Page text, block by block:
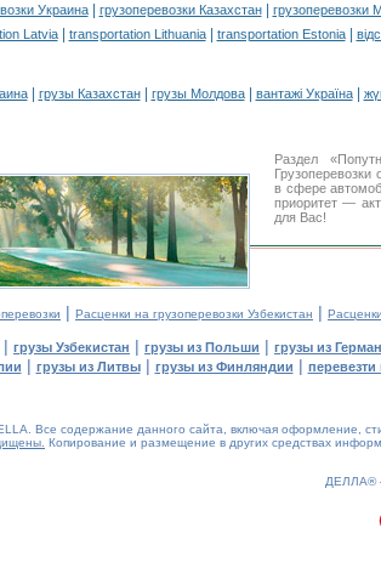
Украина| грузоперевозки Казахстан|
грузоперевозки
Latvia| transportation Lithuania| transportation Estonia|
| грузы Казахстан| грузы Молдова| вантажі Україна|
Раздел
в сфере
приоритет —
для Вас!
| Расценки на грузоперевозки Узбекистан |
| грузы Узбекистан | грузы из Польши | грузы из
| грузы из Литвы| грузы из Финляндии | перевезти
Все содержание данного сайта, включая оформление,
Копирование и размещение в других средствах